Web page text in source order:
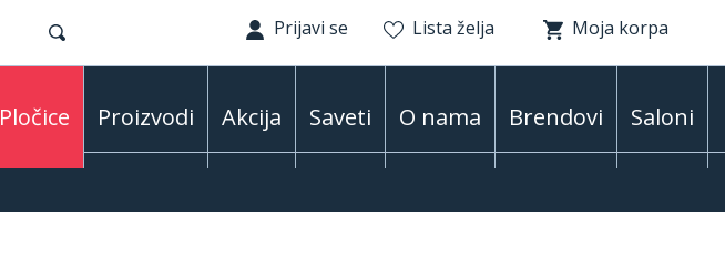
Prijavi se Lista želja Moja korpa
Pločice Proizvodi Akcija Saveti O nama Brendovi Saloni